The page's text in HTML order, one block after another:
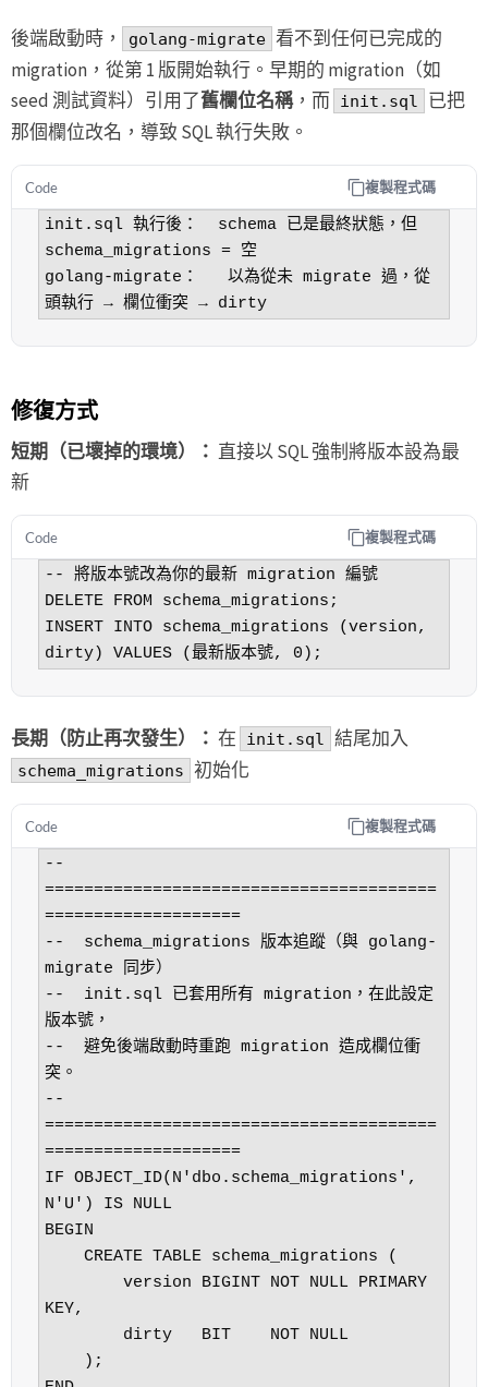
後端啟動時，
golang-migrate 看不到任何已完成的
migration，從第 1 版開始執行。早期的 migration（如
seed 測試資料）引用了舊欄位名稱，而 init.sql
已把
那個欄位改名，導致 SQL 執行失敗。
Code 複製程式碼
init.sql 執行後：  schema 已是最終狀態，但
schema_migrations = 空
golang-migrate：   以為從未 migrate 過，從
頭執行 → 欄位衝突 → dirty
修復方式
短期（已壞掉的環境）： 直接以 SQL 強制將版本設為最
新
Code 複製程式碼
-- 將版本號改為你的最新 migration 編號
DELETE FROM schema_migrations;
INSERT INTO schema_migrations (version,
dirty) VALUES (最新版本號, 0);
長期（防止再次發生）： 在 init.sql 結尾加入
schema_migrations 初始化
Code 複製程式碼
--
========================================
====================
--  schema_migrations 版本追蹤（與 golang-
migrate 同步）
--  init.sql 已套用所有 migration，在此設定
版本號，
--  避免後端啟動時重跑 migration 造成欄位衝
突。
--
========================================
====================
IF OBJECT_ID(N'dbo.schema_migrations',
N'U') IS NULL
BEGIN
KEY,